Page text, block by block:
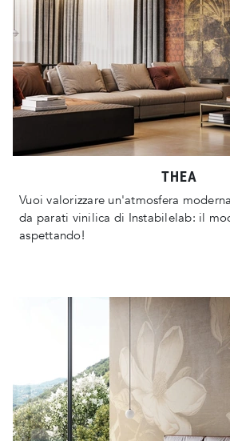
THEA
Vuoi valorizzare un'atmosfera
da parati vinilica di Instabilelab: il
aspettando!